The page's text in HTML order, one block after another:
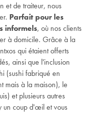
et de traiteur, nous
Parfait pour les
informels, où nos clients
à domicile. Grâce à la
qui étaient offerts
ainsi que l'inclusion
(sushi fabriqué en
mais à la maison), le
et plusieurs autres
un coup d'œil et vous